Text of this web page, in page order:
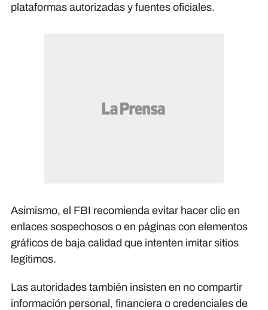
plataformas autorizadas y fuentes oficiales.
Asimismo, el FBI recomienda evitar hacer clic en
enlaces sospechosos o en páginas con elementos
gráficos de baja calidad que intenten imitar sitios
legítimos.
Las autoridades también insisten en no compartir
información personal, financiera o credenciales de